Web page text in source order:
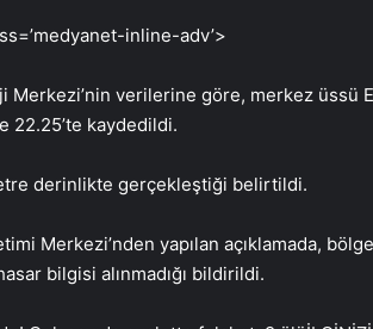
inline-adv’>
Merkezi’nin verilerine göre, merkez üssü
22.25’te kaydedildi.
derinlikte gerçekleştiği belirtildi.
Merkezi’nden yapılan açıklamada,
bilgisi alınmadığı bildirildi.